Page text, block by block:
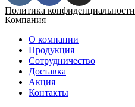
Политика конфиденциальности
Компания
О компании
Продукция
Сотрудничество
Доставка
Акция
Контакты